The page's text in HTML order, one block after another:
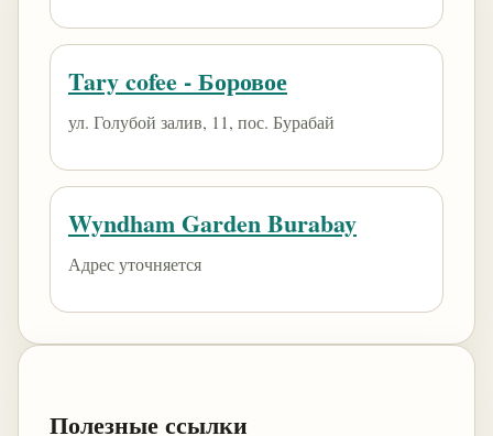
Tary cofee - Боровое
ул. Голубой залив, 11, пос. Бурабай
Wyndham Garden Burabay
Адрес уточняется
Полезные ссылки